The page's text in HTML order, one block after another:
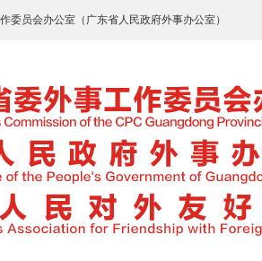
委员会办公室（广东省人民政府外事办公室）